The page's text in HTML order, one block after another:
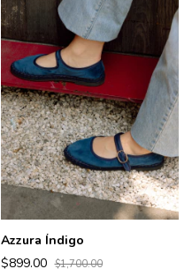
Azzura Índigo
$899.00 $1,700.00